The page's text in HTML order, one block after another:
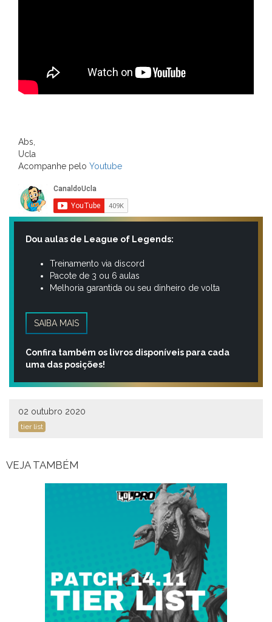
Abs,
Ucla
Acompanhe pelo Youtube
Dou aulas de League of Legends:
Treinamento via discord
Pacote de 3 ou 6 aulas
Melhoria garantida ou seu dinheiro de volta
SAIBA MAIS
Confira também os livros disponíveis para cada
uma das posições!
02 outubro 2020
tier list
VEJA TAMBÉM